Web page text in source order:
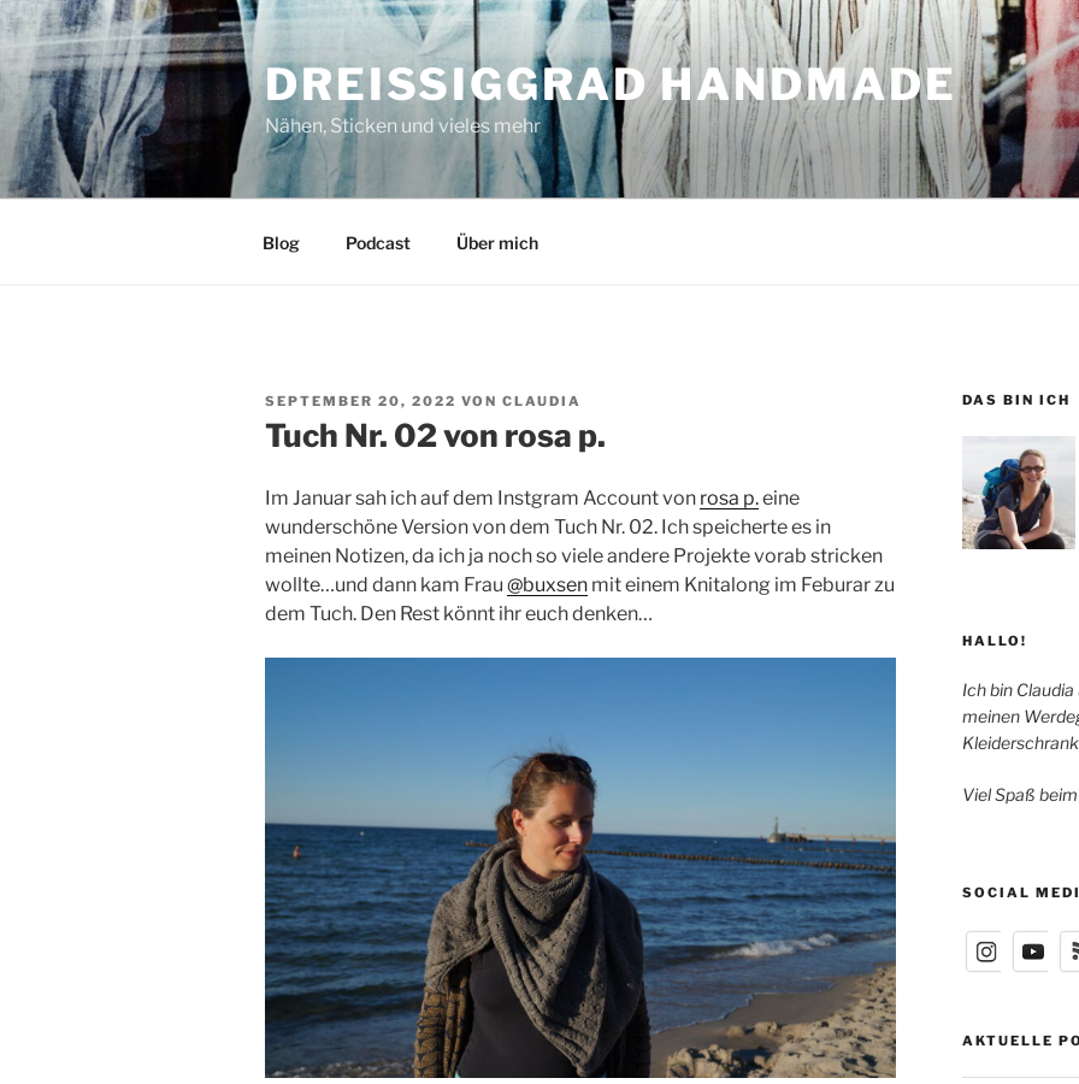
Zum
Inhalt
springen
DREISSIGGRAD HANDMADE
Nähen, Sticken und vieles mehr
Blog Podcast Über mich
VERÖFFENTLICHT
AM
SEPTEMBER 20, 2022 VON CLAUDIA
Tuch Nr. 02 von rosa p.
Im Januar sah ich auf dem Instgram Account von rosa p.eine
wunderschöne Version von dem Tuch Nr. 02. Ich speicherte es in
meinen Notizen, da ich ja noch so viele andere Projekte vorab stricken
wollte…und dann kam Frau @buxsen mit einem Knitalong im Feburar zu
dem Tuch. Den Rest könnt ihr euch denken…
DAS BIN ICH
HALLO!
Ich bin
meinen
Viel Spaß
SOCIAL
AKTUELLE